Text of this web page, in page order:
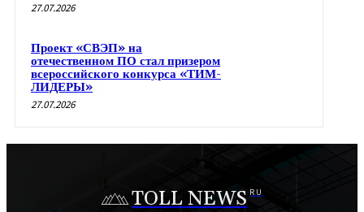
27.07.2026
Проект «СВЭП» на
отечественном ПО стал призером
всероссийского конкурса «ТИМ-
ЛИДЕРЫ»
27.07.2026
TOLL NEWS RU